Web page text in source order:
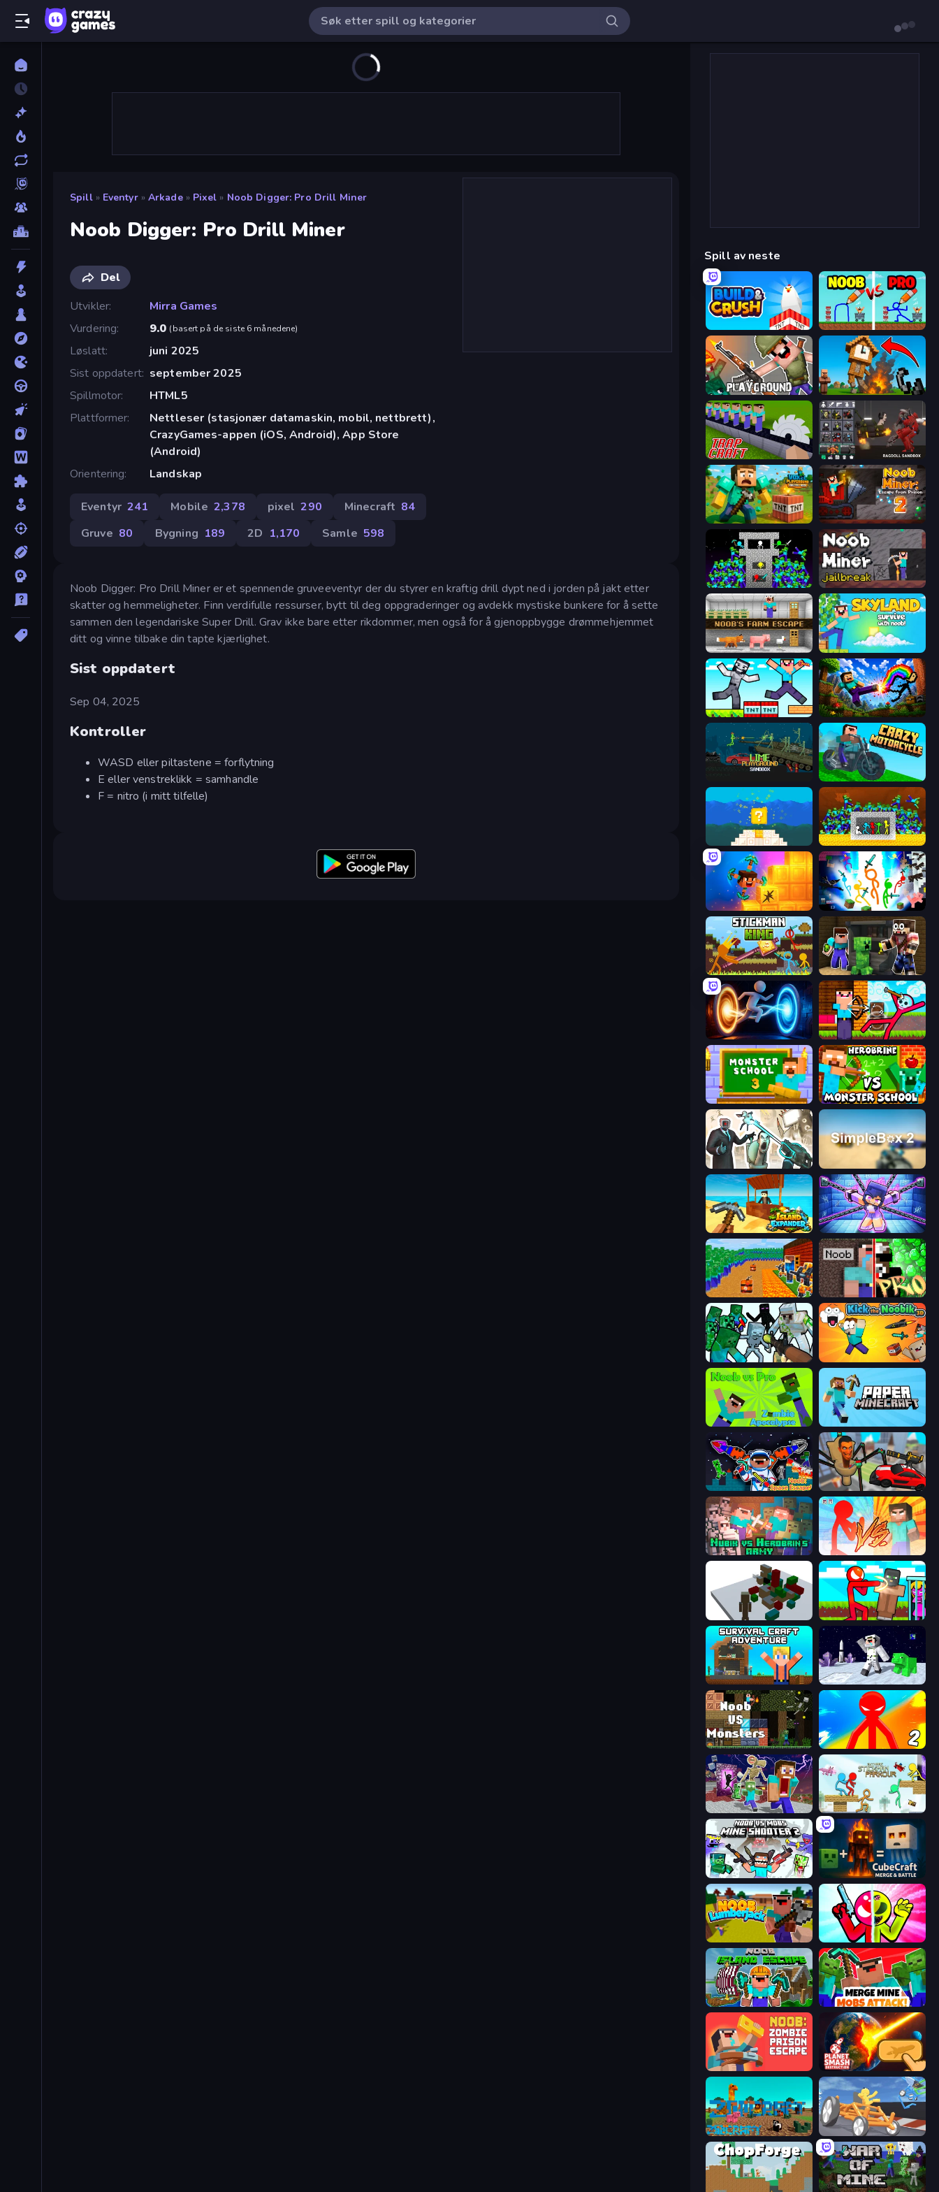
Spill » Eventyr » Arkade » Pixel » Noob Digger: Pro Drill Miner
Noob Digger: Pro Drill Miner
Del
Utvikler
Mirra Games
Vurdering
9.0 (basert på de siste 6 månedene)
Løslatt
juni 2025
Sist oppdatert september 2025
Spillmotor
HTML5
Plattformer
Nettleser (stasjonær datamaskin, mobil, nettbrett),
CrazyGames-appen (iOS, Android), App Store
(Android)
Orientering
Landskap
Eventyr 241 Mobile 2,378 pixel 290 Minecraft 84
Gruve 80 Bygning 189 2D 1,170 Samle 598
Noob Digger: Pro Drill Miner er et spennende gruveeventyr der du styrer en kraftig drill dypt ned i jorden på jakt etter
skatter og hemmeligheter. Finn verdifulle ressurser, bytt til deg oppgraderinger og avdekk mystiske bunkere for å sette
sammen den legendariske Super Drill. Grav ikke bare etter rikdommer, men også for å gjenoppbygge drømmehjemmet
ditt og vinne tilbake din tapte kjærlighet.
Sist oppdatert
Sep 04, 2025
Kontroller
WASD eller piltastene = forflytning
E eller venstreklikk = samhandle
F = nitro (i mitt tilfelle)
Spill av neste
Build and Crush DOP Noob: Draw to Save
Playground Noob Fuse
Trap Craft Last Play: Ragdoll Sandbox
Voxel Playground: Ragdoll Noob Noob Miner 2: Escape From Prison
Stick Epic Fighter Noob Miner: Escape From Prison
Noob's Farm Escape Skyland Survive With Noob!
Noob Gigachad: Parkour Tricks Challenge Noob: Wall Crusher
Crazy Motorcycle
Stick Fighter vs Zombies
Merge & Dig! Stickman Epic
Stickman King Noob Trolls Pro
Portal Escape Noob Archer vs Stickman Zombie
Monster School 3 Herobrine vs Monster School
Skibidi Toilets: Infection
Island Expander Mini Mine
Noob Tower Defense Noob vs Pro: Challenge
Kick the Noobik 3D
Noob vs Pro: Zombie Apocalypse Paper Minecraft
Noob: Space Escape! Cars vs Skibidi Toilet
Nubik vs Herobrin's Army Red Stickman vs Monster School
Craft Destroy Stickman vs Villager: Save the Girl
Survival Craft Adventure SpaceCraft Noob: Return to Earth
Noob VS Monsters Red Stickman vs Monster School 2
Monster School Herobrine Siren Head Stickman Parkour Master
Mine Shooter 2: Noob vs Mobs CubeCraft: Merge & Battle
Idle Noob Lumberjack Stickman Zombie vs Stickman Hero
Noob: Island Escape Merge Mine: Mobs Attack!
Planet Smash Destruction
ZooCraft Draw Crash Race